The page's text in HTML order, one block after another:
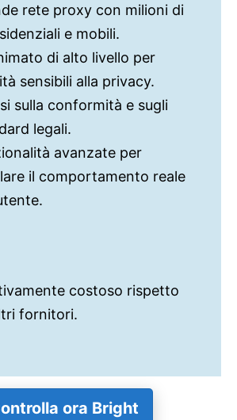
rete proxy con milioni di
e mobili.
di alto livello per
sensibili alla privacy.
sulla conformità e sugli
legali.
avanzate per
il comportamento reale
costoso rispetto
fornitori.
ora Bright